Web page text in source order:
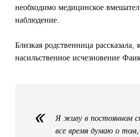
необходимо медицинское
наблюдение.
Близкая родственница
насильственное исчезновение
Я живу в постоянном
все время думаю о